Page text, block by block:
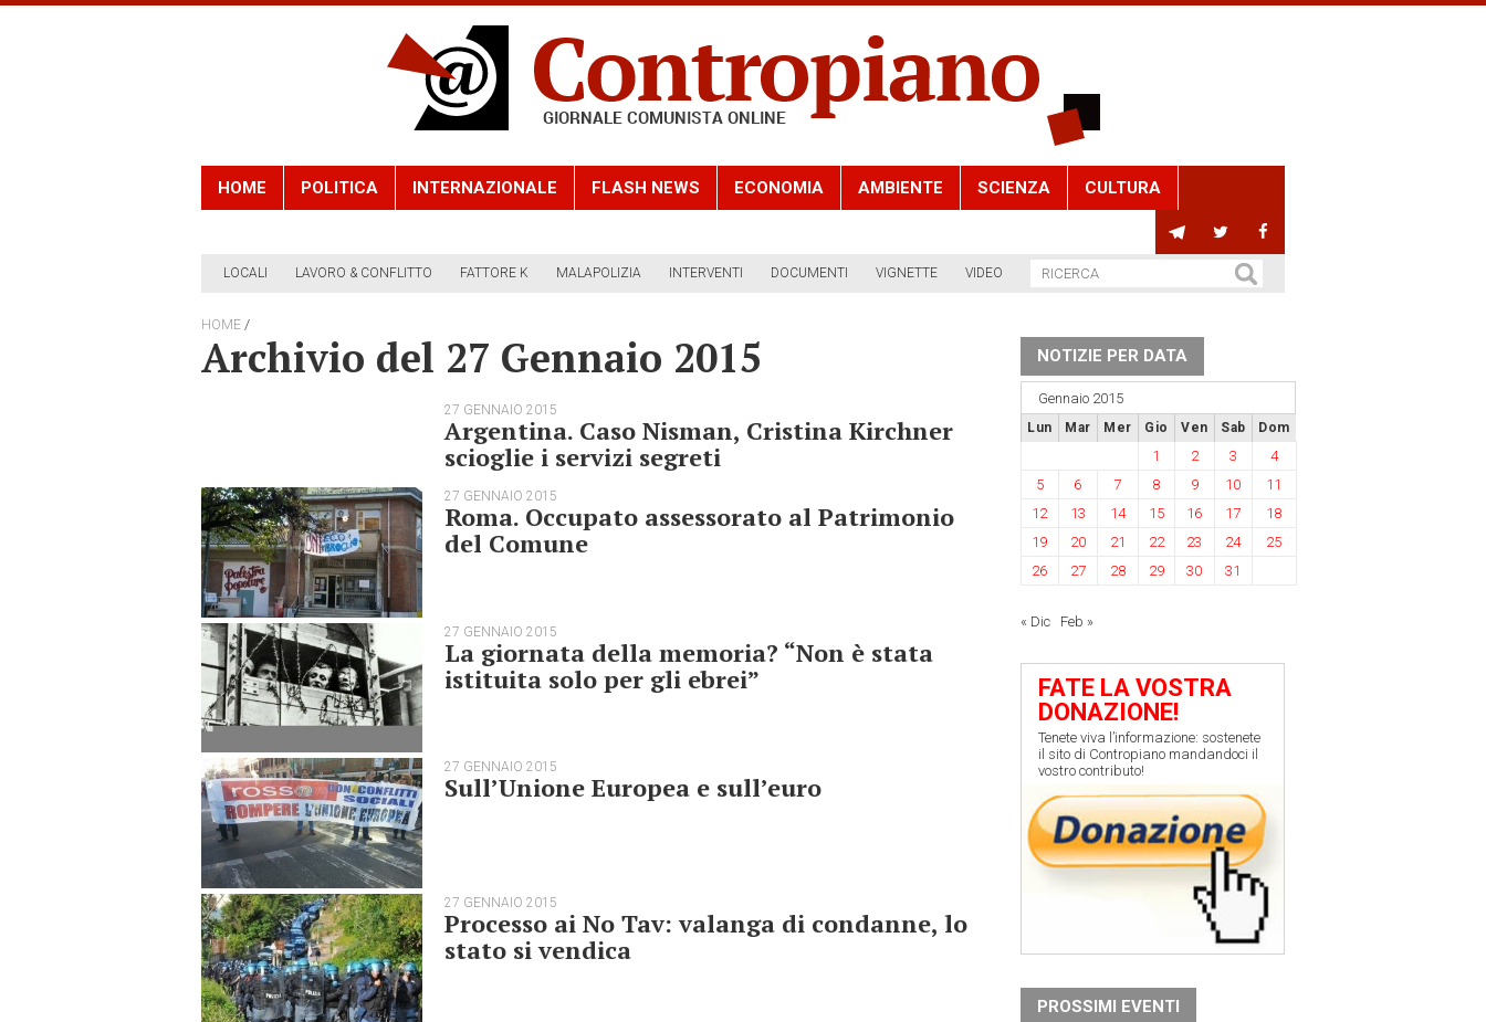
HOME POLITICA INTERNAZIONALE FLASH NEWS ECONOMIA AMBIENTE SCIENZA CULTURA
LOCALI LAVORO & CONFLITTO FATTORE K MALAPOLIZIA INTERVENTI DOCUMENTI VIGNETTE VIDEO
HOME /
Archivio del 27 Gennaio 2015
27 GENNAIO 2015
Argentina. Caso Nisman, Cristina Kirchner
scioglie i servizi segreti
27 GENNAIO 2015
Roma. Occupato assessorato al Patrimonio
del Comune
27 GENNAIO 2015
La giornata della memoria? “Non è stata
istituita solo per gli ebrei”
27 GENNAIO 2015
Sull’Unione Europea e sull’euro
27 GENNAIO 2015
Processo ai No Tav: valanga di condanne, lo
stato si vendica
NOTIZIE PER DATA
Gennaio 2015
Lun Mar Mer Gio Ven Sab Dom
1 2 3
4
5
6 7 8 9 10
11
12
13 14 15 16 17
18
19
20 21 22 23 24
25
26
27 28 29 30 31
« Dic Feb »
FATE LA VOSTRA
DONAZIONE!
Tenete viva l’informazione: sostenete
il sito di Contropiano mandandoci il
vostro contributo!
PROSSIMI EVENTI